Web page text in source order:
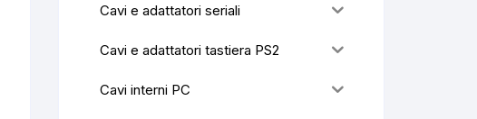
Cavi e adattatori seriali
Cavi e adattatori tastiera PS2
Cavi interni PC